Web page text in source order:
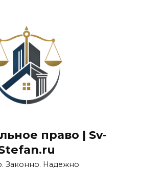
право | Sv-
Законно. Надежно